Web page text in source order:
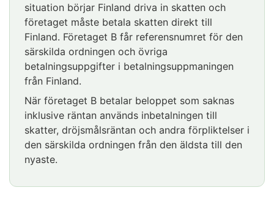
situation börjar Finland driva in skatten och
företaget måste betala skatten direkt till
Finland. Företaget B får referensnumret för den
särskilda ordningen och övriga
betalningsuppgifter i betalningsuppmaningen
från Finland.
När företaget B betalar beloppet som saknas
inklusive räntan används inbetalningen till
skatter, dröjsmålsräntan och andra förpliktelser i
den särskilda ordningen från den äldsta till den
nyaste.